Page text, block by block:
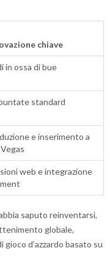
chiave
in ossa di bue
standard
e inserimento a
web e integrazione
saputo reinventarsi,
globale,
d’azzardo basato su